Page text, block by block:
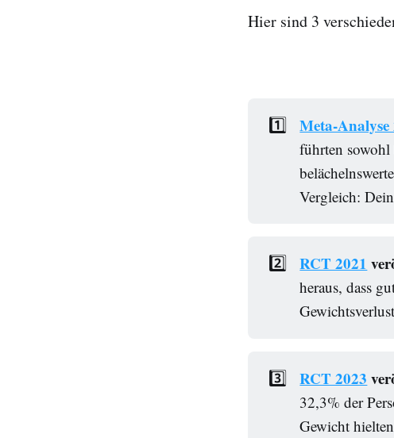
Hier sind 3
1️⃣ Meta-Analyse
führten sowohl
Vergleich:
2️⃣ RCT 2021
heraus, dass
3️⃣ RCT 2023
32,3% der
Gewicht